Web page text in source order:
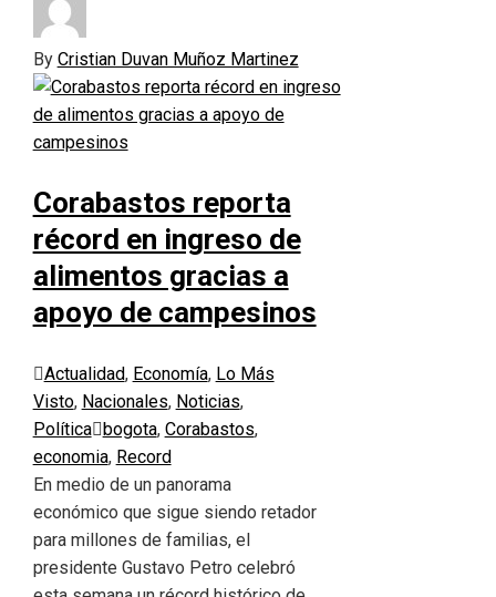
By Cristian Duvan Muñoz Martinez
Corabastos reporta
récord en ingreso de
alimentos gracias a
apoyo de campesinos
Actualidad, Economía, Lo Más
Visto, Nacionales, Noticias,
Política
bogota, Corabastos,
economia, Record
En medio de un panorama
económico que sigue siendo retador
para millones de familias, el
presidente Gustavo Petro celebró